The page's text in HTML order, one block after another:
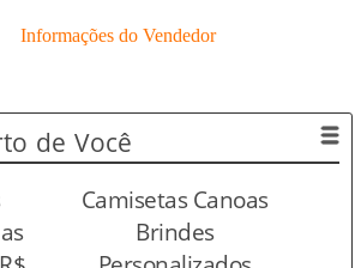
Informações do Vendedor
de Você
Camisetas Canoas
Brindes